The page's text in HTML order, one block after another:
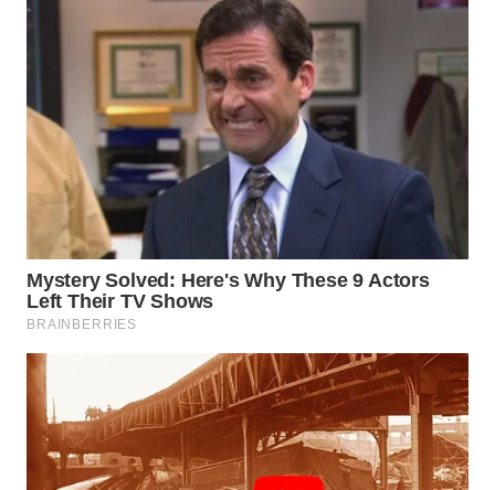
WN
DEPOK
WN
TAPANULI
UTARA
WN
SAMOSIR
PADANG
LAWAS